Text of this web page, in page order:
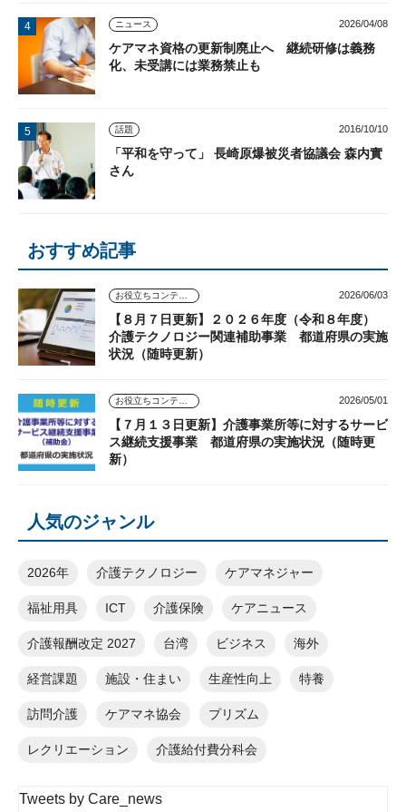
ニュース 2026/04/08
ケアマネ資格の更新制廃止へ 継続研修は義務
化、未受講には業務禁止も
話題 2016/10/10
「平和を守って」 長崎原爆被災者協議会 森内實
さん
おすすめ記事
お役立ちコンテンツ 2026/06/03
【８月７日更新】２０２６年度（令和８年度）
介護テクノロジー関連補助事業 都道府県の実施
状況（随時更新）
お役立ちコンテンツ 2026/05/01
【７月１３日更新】介護事業所等に対するサービ
ス継続支援事業 都道府県の実施状況（随時更
新）
人気のジャンル
2026年 介護テクノロジー ケアマネジャー
福祉用具 ICT 介護保険 ケアニュース
介護報酬改定 2027 台湾 ビジネス 海外
経営課題 施設・住まい 生産性向上 特養
訪問介護 ケアマネ協会 プリズム
レクリエーション 介護給付費分科会
Tweets by Care_news